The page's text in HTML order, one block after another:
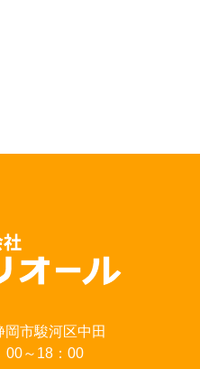
岡市駿河区中田
00～18：00